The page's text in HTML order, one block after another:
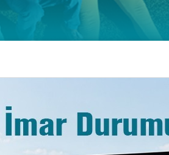
hizmete açtığı Kadın ve
şimdi de mahallelerde